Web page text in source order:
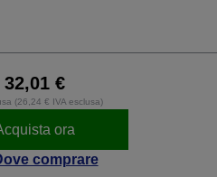
32,01 €
(26,24 € IVA esclusa)
ora
comprare